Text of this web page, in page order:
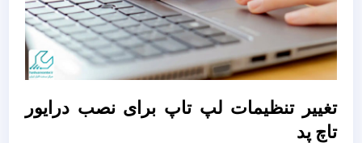
تغییر تنظیمات لپ تاپ برای نصب درایور
تاچ پد